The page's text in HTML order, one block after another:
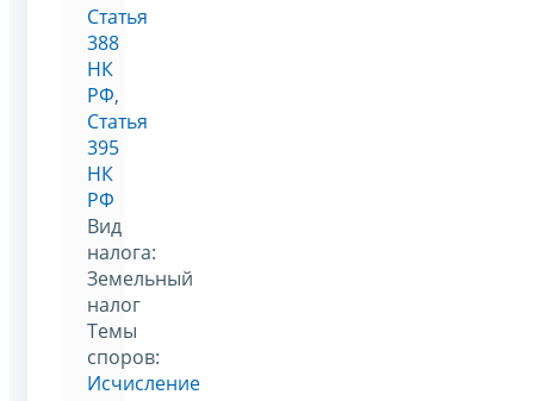
Статья
388
НК
РФ,
Статья
395
НК
РФ
Вид
налога:
Земельный
налог
Темы
споров:
Исчисление